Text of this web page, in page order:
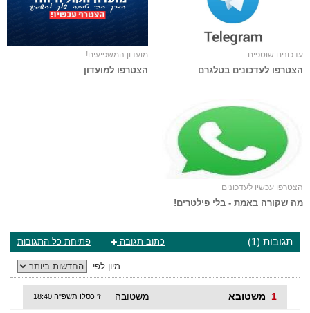
עדכונים שוטפים
הצטרפו לעדכונים בטלגרם
מועדון המשפיעים!
הצטרפו למועדון
הצטרפו עכשיו לעדכונים
מה שקורה באמת - בלי פילטרים!
תגובות (1) פתיחת כל התגובות כתוב תגובה
מיון לפי:
משטובא 1 ז' כסלו תשפ"ה 18:40 משטובה